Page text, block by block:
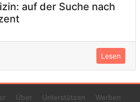
auf der Suche nach
Lesen
Über Unterstützen Werben